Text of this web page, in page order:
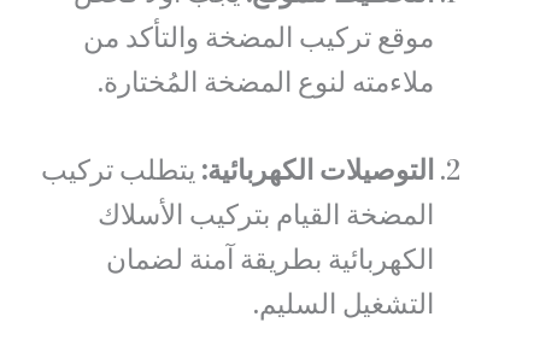
موقع تركيب المضخة والتأكد من
ملاءمته لنوع المضخة المُختارة.
التوصيلات الكهربائية: يتطلب تركيب
المضخة القيام بتركيب الأسلاك
الكهربائية بطريقة آمنة لضمان
التشغيل السليم.